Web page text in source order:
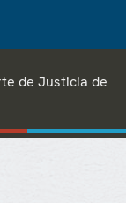
de Justicia de